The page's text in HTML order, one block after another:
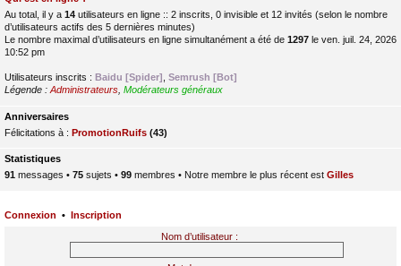
Au total, il y a 14 utilisateurs en ligne :: 2 inscrits, 0 invisible et 12 invités (selon le nombre
d’utilisateurs actifs des 5 dernières minutes)
Le nombre maximal d’utilisateurs en ligne simultanément a été de 1297 le ven. juil. 24, 2026
10:52 pm
Utilisateurs inscrits : Baidu [Spider] Semrush [Bot]
Légende : Administrateurs Modérateurs généraux
Anniversaires
Félicitations à : PromotionRuifs (43)
Statistiques
91 messages • 75 sujets • 99 membres • Notre membre le plus récent est Gilles
Connexion • Inscription
Nom d’utilisateur :